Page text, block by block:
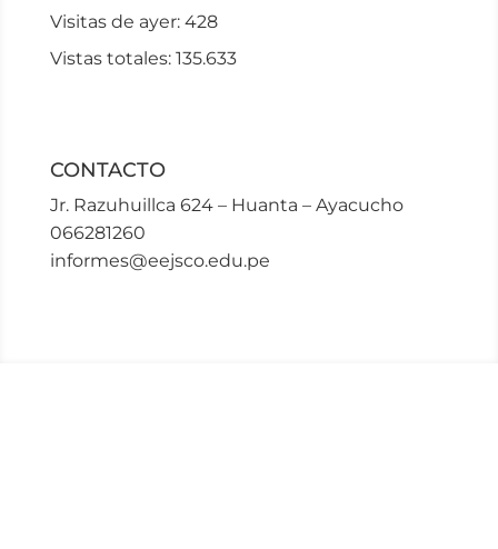
Visitas de ayer: 428
Vistas totales: 135.633
CONTACTO
Jr. Razuhuillca 624 – Huanta – Ayacucho
066281260
informes@eejsco.edu.pe